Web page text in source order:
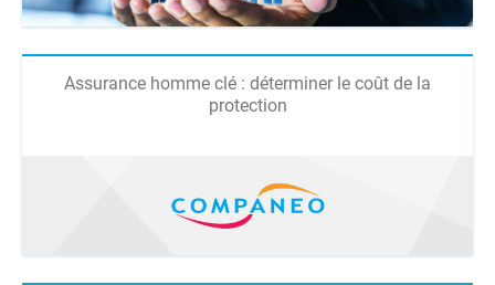
Assurance homme clé : déterminer le coût de la
protection